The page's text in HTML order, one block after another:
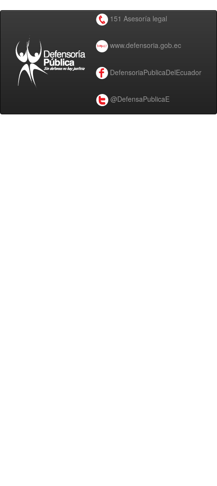
151 Asesoría legal
www.defensoria.gob.ec
DefensoriaPublicaDelEcuador
@DefensaPublicaE